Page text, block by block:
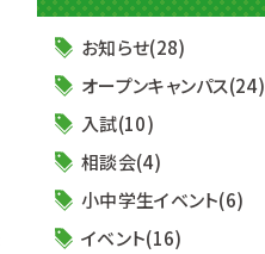
お知らせ(28)
オープンキャンパス(24)
入試(10)
相談会(4)
小中学生イベント(6)
イベント(16)